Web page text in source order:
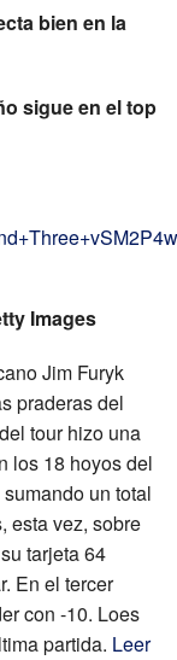
bien en la
sigue en el top
Images
Jim Furyk
praderas del
tour hizo una
los 18 hoyos del
un total
esta vez, sobre
tarjeta 64
En el tercer
con -10. Loes
partida. Leer